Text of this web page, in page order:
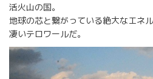
活火山の国。
地球の芯と繋がっている絶大なエネル
凄いテロワールだ。